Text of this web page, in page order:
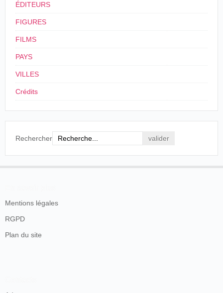
ÉDITEURS
FIGURES
FILMS
PAYS
VILLES
Crédits
Rechercher
Mentions légales
RGPD
Plan du site